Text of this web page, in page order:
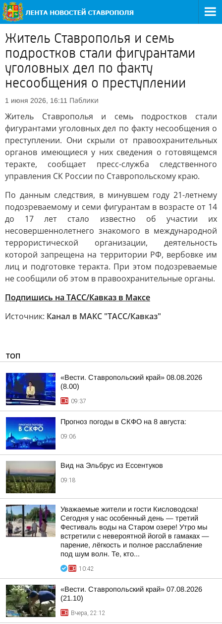
Житель Ставрополья и семь
подростков стали фигурантами
уголовных дел по факту
несообщения о преступлении
1 июня 2026, 16:11 Паблики
Житель Ставрополья и семь подростков стали
фигурантами уголовных дел по факту несообщения о
преступлении. Они скрыли от правоохранительных
органов имеющиеся у них сведения о готовящемся
теракте, сообщает пресс-служба следственного
управления СК России по Ставропольскому краю.
По данным следствия, в минувшем году 21-летнему
подозреваемому и семи фигурантам в возрасте от 14
до 17 лет стало известно об участии их
несовершеннолетнего знакомого в международной
террористической организации, деятельность
которой запрещена на территории РФ, вербовке им
лиц и подготовке теракта. При этом подозреваемые
не сообщили об этом в правоохранительные органы.
Подпишись на ТАСС/Кавказ в Максе
Источник: Канал в МАКС "ТАСС/Кавказ"
ТОП
«Вести. Ставропольский край» 08.08.2026
(8.00)
09:37
Прогноз погоды в СКФО на 8 августа:
09:06
Вид на Эльбрус из Ессентуков
09:18
Уважаемые жители и гости Кисловодска!
Сегодня у нас особенный день — третий
Фестиваль воды на Старом озере! Утро мы
встретили с невероятной йогой в гамаках —
парение, лёгкость и полное расслабление
под шум волн. Те, кто...
10:42
«Вести. Ставропольский край» 07.08.2026
(21.10)
Вчера, 22:12